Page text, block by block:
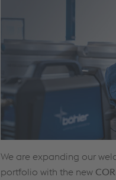
We are expanding our
portfolio with the new